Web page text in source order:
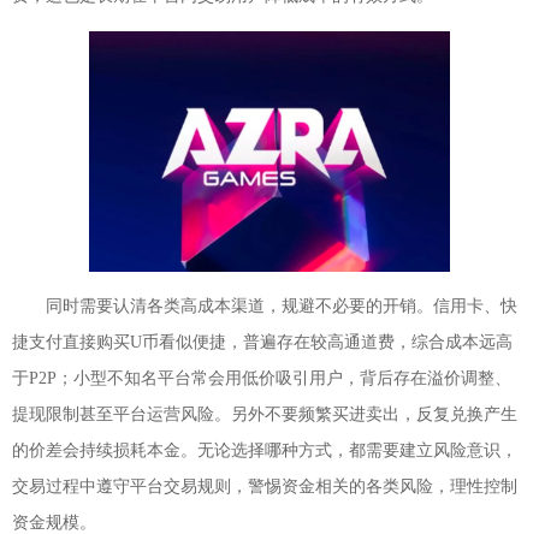
同时需要认清各类高成本渠道，规避不必要的开销。信用卡、快
捷支付直接购买U币看似便捷，普遍存在较高通道费，综合成本远高
于P2P；小型不知名平台常会用低价吸引用户，背后存在溢价调整、
提现限制甚至平台运营风险。另外不要频繁买进卖出，反复兑换产生
的价差会持续损耗本金。无论选择哪种方式，都需要建立风险意识，
交易过程中遵守平台交易规则，警惕资金相关的各类风险，理性控制
资金规模。